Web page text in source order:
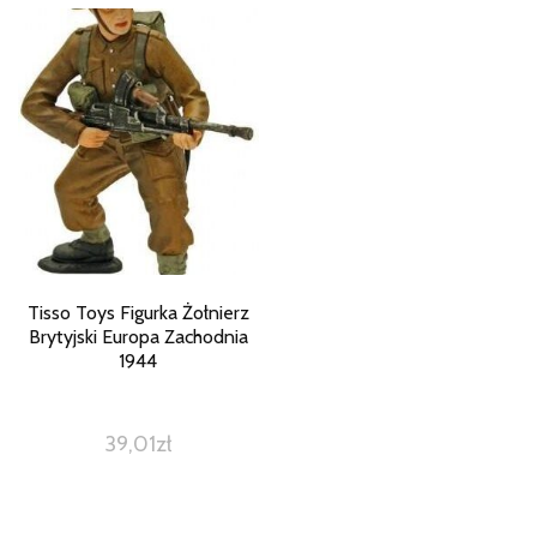
Tisso Toys Figurka Żołnierz
Brytyjski Europa Zachodnia
1944
39,01zł